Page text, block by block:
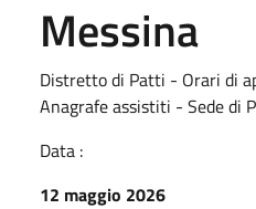
Messina
Distretto di Patti - Orari di
Anagrafe assistiti - Sede di
Data :
12 maggio 2026